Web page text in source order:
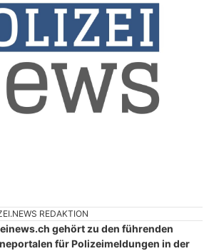
REDAKTION
gehört zu den führenden
für Polizeimeldungen in der